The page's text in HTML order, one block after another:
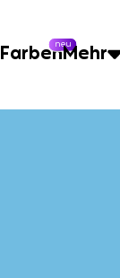
FarbenneuMehr